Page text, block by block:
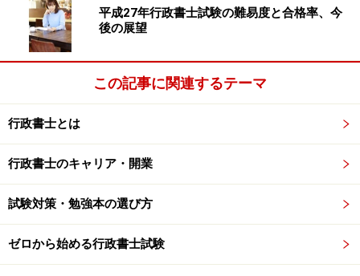
・出題内容は比較が多い
・ひっかけは主語の入れ替えが多い
ここはしっかりと押さえる！暗記の範囲
に割くわけにはいきません。暗記する範囲を絞る必要が
あります。
2回ほどは出題されていますが、ひっかけとして用いら
れる「法律」の知識は不要です。例えば、国会法、内閣
平成27年行政書士試験の難易度と合格率、今
後の展望
この記事に関連するテーマ
行政書士とは
行政書士のキャリア・開業
試験対策・勉強本の選び方
ゼロから始める行政書士試験